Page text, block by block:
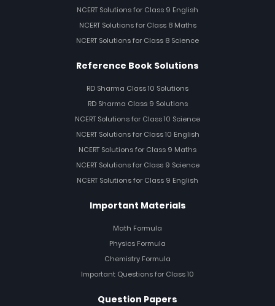
NCERT Solutions for Class 9 English
NCERT Solutions for Class 8 Maths
NCERT Solutions for Class 8 Science
Reference Book Solutions
RD Sharma Class 10 Solutions
RD Sharma Class 9 Solutions
NCERT Solutions for Class 10 Science
NCERT Solutions for Class 10 English
NCERT Solutions for Class 9 Maths
NCERT Solutions for Class 9 Science
NCERT Solutions for Class 9 English
Important Materials
Math Formula
Physics Formula
Chemistry Formula
Important Questions for Class 10
Question Papers